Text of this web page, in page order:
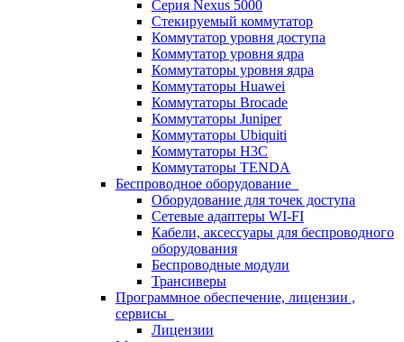
Серия Nexus 5000
Стекируемый коммутатор
Коммутатор уровня доступа
Коммутатор уровня ядра
Коммутаторы уровня ядра
Коммутаторы Huawei
Коммутаторы Brocade
Коммутаторы Juniper
Коммутаторы Ubiquiti
Коммутаторы H3C
Коммутаторы TENDA
Беспроводное оборудование
Оборудование для точек доступа
Сетевые адаптеры WI-FI
Кабели, аксессуары для беспроводного
оборудования
Беспроводные модули
Трансиверы
Программное обеспечение, лицензии ,
сервисы
Лицензии